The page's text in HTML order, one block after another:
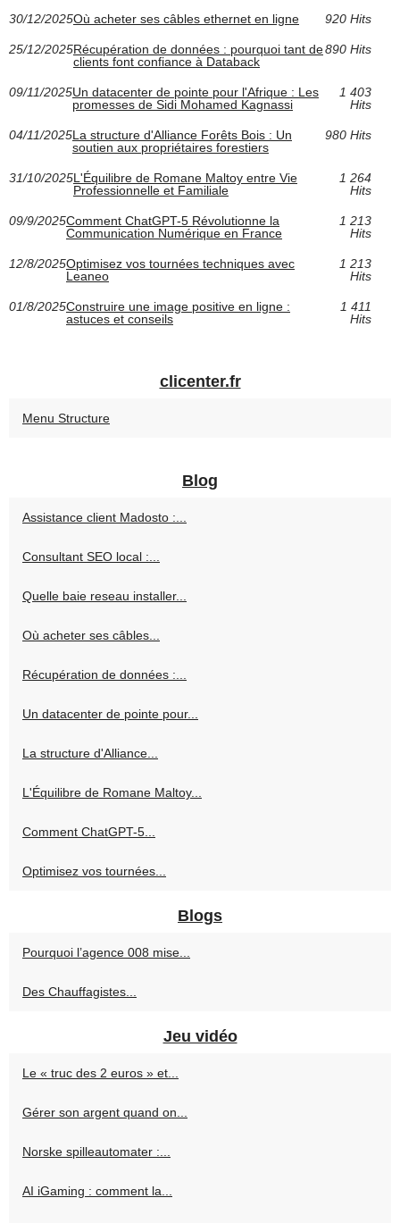
30/12/2025Où acheter ses câbles ethernet en ligne 920 Hits
25/12/2025Récupération de données : pourquoi tant de
clients font confiance à Databack
890 Hits
09/11/2025Un datacenter de pointe pour l'Afrique : Les
promesses de Sidi Mohamed Kagnassi
1 403
Hits
04/11/2025La structure d'Alliance Forêts Bois : Un
soutien aux propriétaires forestiers
980 Hits
31/10/2025L'Équilibre de Romane Maltoy entre Vie
Professionnelle et Familiale
1 264
Hits
09/9/2025Comment ChatGPT-5 Révolutionne la
Communication Numérique en France
1 213
Hits
12/8/2025Optimisez vos tournées techniques avec
Leaneo
1 213
Hits
01/8/2025Construire une image positive en ligne :
astuces et conseils
1 411
Hits
clicenter.fr
Menu Structure
Blog
Assistance client Madosto :...
Consultant SEO local :...
Quelle baie reseau installer...
Où acheter ses câbles...
Récupération de données :...
Un datacenter de pointe pour...
La structure d'Alliance...
L'Équilibre de Romane Maltoy...
Comment ChatGPT-5...
Optimisez vos tournées...
Blogs
Pourquoi l’agence 008 mise...
Des Chauffagistes...
Jeu vidéo
Le « truc des 2 euros » et...
Gérer son argent quand on...
Norske spilleautomater :...
AI iGaming : comment la...